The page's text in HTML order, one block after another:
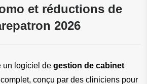
et réductions de
2026
un logiciel de gestion de cabinet
conçu par des cliniciens pour